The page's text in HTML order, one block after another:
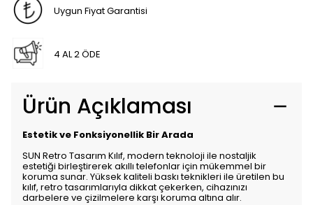
Uygun Fiyat Garantisi
4 AL 2 ÖDE
Ürün Açıklaması
Estetik ve Fonksiyonellik Bir Arada
SUN Retro Tasarım Kılıf, modern teknoloji ile nostaljik
estetiği birleştirerek akıllı telefonlar için mükemmel bir
koruma sunar. Yüksek kaliteli baskı teknikleri ile üretilen bu
kılıf, retro tasarımlarıyla dikkat çekerken, cihazınızı
darbelere ve çizilmelere karşı koruma altına alır.